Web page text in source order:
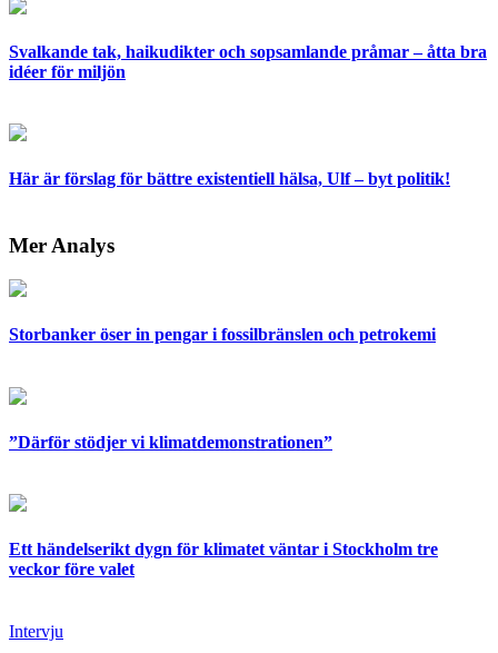
Svalkande tak, haikudikter och sopsamlande pråmar – åtta bra
idéer för miljön
Här är förslag för bättre existentiell hälsa, Ulf – byt politik!
Mer Analys
Storbanker öser in pengar i fossilbränslen och petrokemi
”Därför stödjer vi klimatdemonstrationen”
Ett händelserikt dygn för klimatet väntar i Stockholm tre
veckor före valet
Intervju